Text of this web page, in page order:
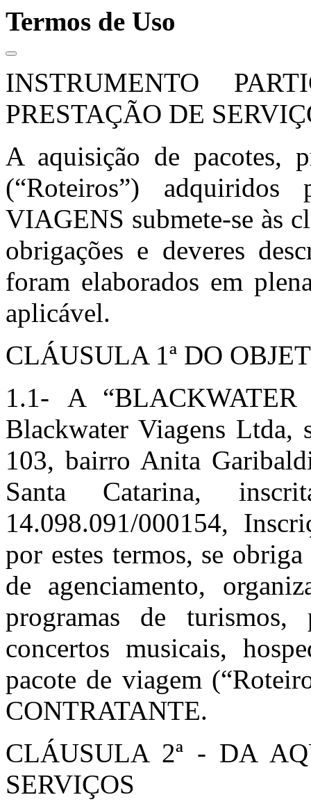
Termos de Uso
INSTRUMENTO
PRESTAÇÃO DE
A aquisição de pacotes,
(“Roteiros”)
VIAGENS submete-se às
obrigações e deveres
foram elaborados em
aplicável.
CLÁUSULA 1ª DO
1.1- A
Blackwater Viagens Ltda,
103, bairro Anita
Santa Catarina,
14.098.091/0001­54,
por estes termos, se
de agenciamento,
programas de turismos,
concertos musicais,
pacote de viagem
CONTRATANTE.
CLÁUSULA 2ª - DA
SERVIÇOS